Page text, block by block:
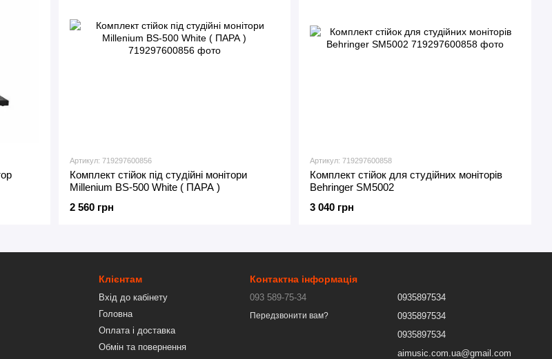
Артикул: 719297600856
Комплект стійок під студійні монітори
Millenium BS-500 White ( ПАРА )
2 560 грн
Артикул: 719297600858
Комплект стійок для студійних моніторів
Behringer SM5002
3 040 грн
Клієнтам
Вхід до кабінету
Головна
Оплата і доставка
Обмін та повернення
Контактна інформація
093 589-75-34
Передзвонити вам?
0935897534
0935897534
0935897534
aimusic.com.ua@gmail.com